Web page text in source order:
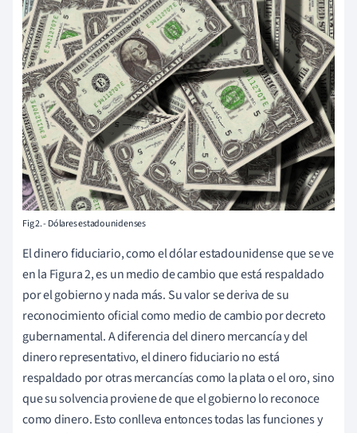
Fig 2. - Dólares estadounidenses
El dinero fiduciario, como el dólar estadounidense que se ve
en la Figura 2, es un medio de cambio que está respaldado
por el gobierno y nada más. Su valor se deriva de su
reconocimiento oficial como medio de cambio por decreto
gubernamental. A diferencia del dinero mercancía y del
dinero representativo, el dinero fiduciario no está
respaldado por otras mercancías como la plata o el oro, sino
que su solvencia proviene de que el gobierno lo reconoce
como dinero. Esto conlleva entonces todas las funciones y